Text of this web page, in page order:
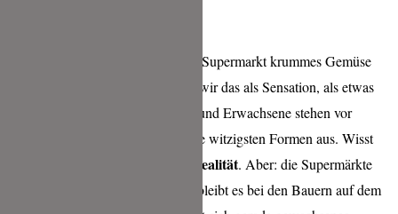
Es ist schon grotesk: wenn wir im Supermarkt krummes Gemüse
angeboten bekommen empfinden wir das als Sensation, als etwas
Besonderes und Seltenes. Kinder und Erwachsene stehen vor
solchen Kisten und suchen sich die witzigsten Formen aus. Wisst
Krummes Gemüse ist Realität. Aber: die Supermärkte
wollen dieses Gemüse nicht, also bleibt es bei den Bauern auf dem